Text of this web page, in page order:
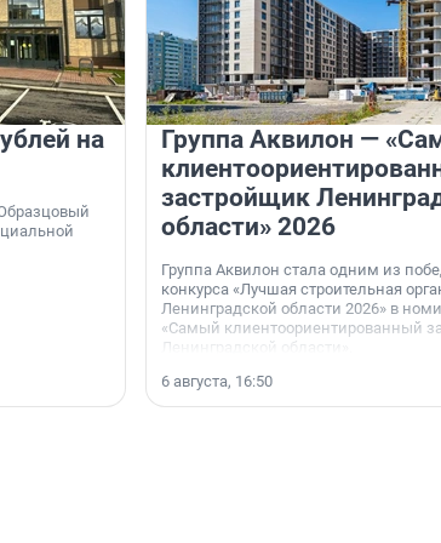
на
Группа Аквилон —
застройщик
области» 2026
Группа Аквилон стала одним из
конкурса «Лучшая строительная
Ленинградской области 2026» в
«Самый клиентоориентированный
Ленинградской области».
6 августа, 16:50